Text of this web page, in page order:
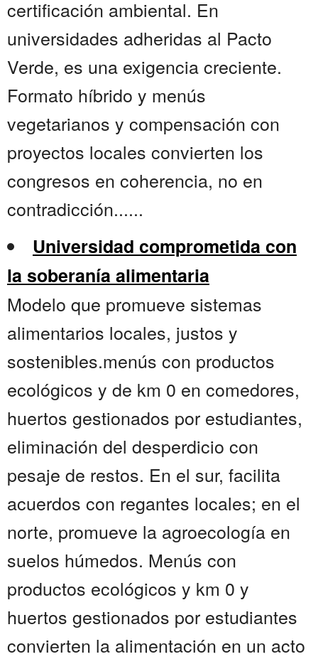
certificación ambiental. En
universidades adheridas al Pacto
Verde, es una exigencia creciente.
Formato híbrido y menús
vegetarianos y compensación con
proyectos locales convierten los
congresos en coherencia, no en
contradicción......
Universidad comprometida con
la soberanía alimentaria
Modelo que promueve sistemas
alimentarios locales, justos y
sostenibles.menús con productos
ecológicos y de km 0 en comedores,
huertos gestionados por estudiantes,
eliminación del desperdicio con
pesaje de restos. En el sur, facilita
acuerdos con regantes locales; en el
norte, promueve la agroecología en
suelos húmedos. Menús con
productos ecológicos y km 0 y
huertos gestionados por estudiantes
convierten la alimentación en un acto